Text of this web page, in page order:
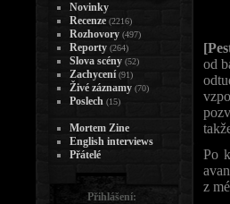
od
Po
z
Novinky
Recenze (2216)
Rozhovory (497)
Reporty (264)
Slova scény (52)
Zachycení (91)
Živé záznamy (70)
Poslech (15)
Mortem Zine
English interviews
Přátelé
Přihlášení: